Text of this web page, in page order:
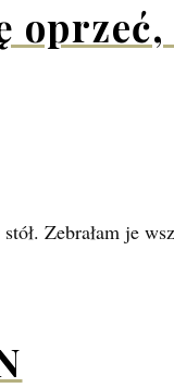
Zebrałam je